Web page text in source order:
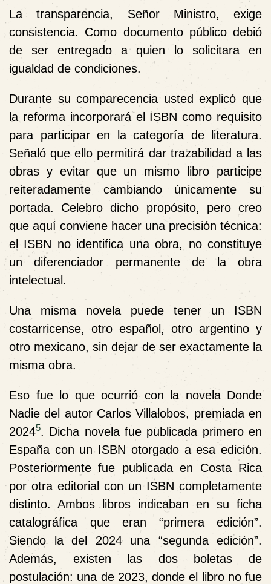
La transparencia, Señor Ministro, exige
consistencia. Como documento público debió
de ser entregado a quien lo solicitara en
igualdad de condiciones.
Durante su comparecencia usted explicó que
la reforma incorporará el ISBN como requisito
para participar en la categoría de literatura.
Señaló que ello permitirá dar trazabilidad a las
obras y evitar que un mismo libro participe
reiteradamente cambiando únicamente su
portada. Celebro dicho propósito, pero creo
que aquí conviene hacer una precisión técnica:
el ISBN no identifica una obra, no constituye
un diferenciador permanente de la obra
intelectual.
Una misma novela puede tener un ISBN
costarricense, otro español, otro argentino y
otro mexicano, sin dejar de ser exactamente la
misma obra.
Eso fue lo que ocurrió con la novela Donde
Nadie del autor Carlos Villalobos, premiada en
20245. Dicha novela fue publicada primero en
España con un ISBN otorgado a esa edición.
Posteriormente fue publicada en Costa Rica
por otra editorial con un ISBN completamente
distinto. Ambos libros indicaban en su ficha
catalográfica que eran “primera edición”.
Siendo la del 2024 una “segunda edición”.
Además, existen las dos boletas de
postulación: una de 2023, donde el libro no fue